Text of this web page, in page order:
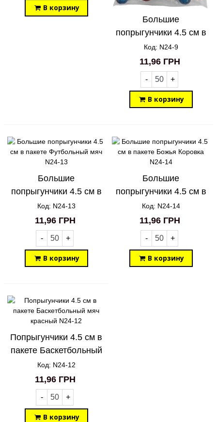
В корзину
Большие
попрыгунчики 4.5 см в
пакете Звездное небо
N24-9
Код: N24-9
11,96 ГРН
- +
В корзину
Большие
попрыгунчики 4.5 см в
пакете Футбольный
мяч N24-13
Код: N24-13
11,96 ГРН
- +
В корзину
Большие
попрыгунчики 4.5 см в
пакете Божья Коровка
N24-14
Код: N24-14
11,96 ГРН
- +
В корзину
Попрыгунчики 4.5 см в
пакете Баскетбольный
мяч красный N24-12
Код: N24-12
11,96 ГРН
- +
В корзину